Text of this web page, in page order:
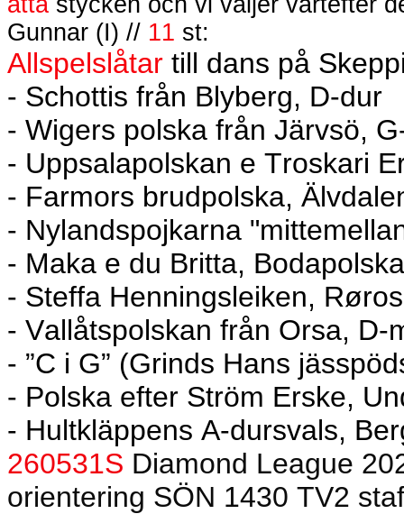
Gunnar (I) // 11 st:
Allspelslåtar till dans på
- Schottis från Blyberg, D-dur
- Wigers polska från Järvsö,
- Uppsalapolskan e Troskari
- Farmors brudpolska,
- Nylandspojkarna
- Maka e du Britta,
- Steffa Henningsleiken,
- Vallåtspolskan från Orsa, D-
- ”C i G” (Grinds Hans
- Polska efter Ström Erske,
- Hultkläppens A-dursvals,
260531S Diamond League
orientering SÖN 1430 TV2